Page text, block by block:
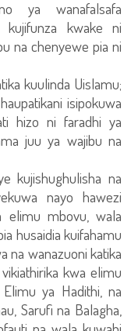
ya wanafalsafa
kujifunza kwake ni
na chenyewe pia ni
kuulinda Uislamu;
isipokuwa
hizo ni faradhi ya
juu ya wajibu na
kujishughulisha na
nayo hawezi
elimu mbovu, wala
husaidia kuifahamu
na wanazuoni katika
kwa elimu
ya Hadithi, na
Sarufi na Balagha,